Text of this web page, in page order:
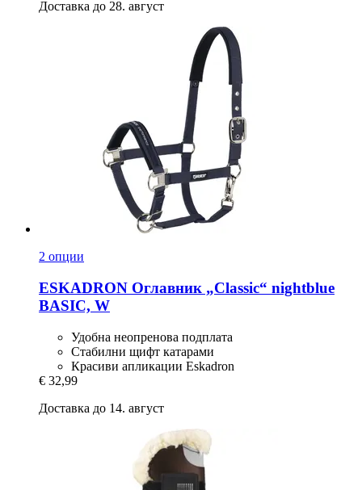
Доставка до 28. август
2 опции
ESKADRON Оглавник „Classic“ nightblue
BASIC, W
Удобна неопренова подплата
Стабилни щифт катарами
Красиви апликации Eskadron
€ 32,99
Доставка до 14. август